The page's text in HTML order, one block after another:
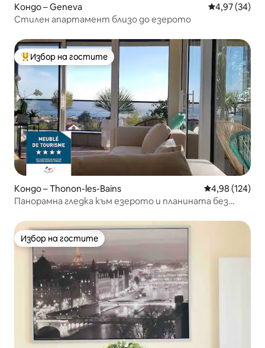
Кондо – Geneva Средна
4,97 (34)
Стилен апартамент близо до езерото
Най-популярен избор на гостите
Избор на гостите
Кондо – Thonon-les-Bains Средна
4,98 (124)
Панорамна гледка към езерото и планината без
Избор на гостите
Избор на гостите